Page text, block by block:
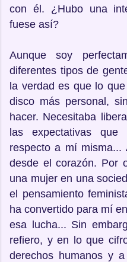
con él. ¿Hubo una
fuese así?
Aunque soy
diferentes tipos de
la verdad es que lo
disco más personal,
hacer. Necesitaba
las expectativas
respecto a mí
desde el corazón. Por
una mujer en una
el pensamiento
ha convertido para mí
esa lucha... Sin
refiero, y en lo que
derechos humanos y